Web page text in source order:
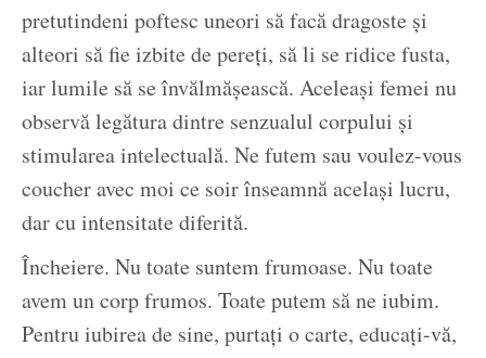
pretutindeni poftesc uneori să facă dragoste și
alteori să fie izbite de pereți, să li se ridice fusta,
iar lumile să se învălmășească. Aceleași femei nu
observă legătura dintre senzualul corpului și
stimularea intelectuală. Ne futem sau voulez-vous
coucher avec moi ce soir înseamnă același lucru,
dar cu intensitate diferită.
Încheiere. Nu toate suntem frumoase. Nu toate
avem un corp frumos. Toate putem să ne iubim.
Pentru iubirea de sine, purtați o carte, educați-vă,